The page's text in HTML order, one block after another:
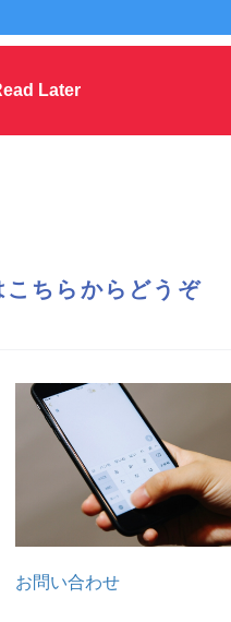
Later
ちらからどうぞ
お問い合わせ